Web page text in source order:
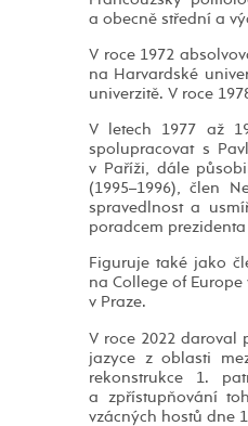
a obecně střední a
V roce 1972
na Harvardské
univerzitě. V roce
V letech 1977 až
spolupracovat s
v Paříži, dále
(1995–1996), člen
spravedlnost a
poradcem
Figuruje také jako
na College of
v Praze.
V roce 2022 daroval
jazyce z oblasti
rekonstrukce 1.
a zpřístupňování
vzácných hostů dne